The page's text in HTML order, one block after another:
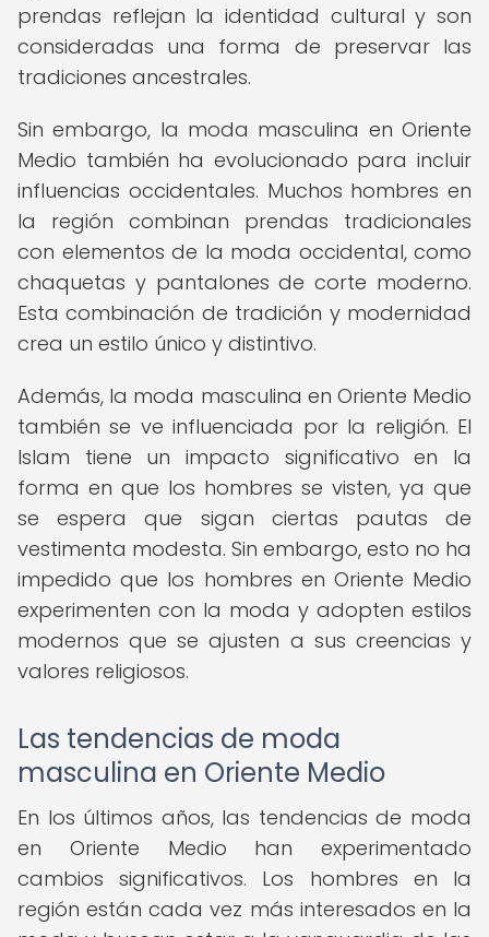
prendas reflejan la identidad cultural y son
consideradas una forma de preservar las
tradiciones ancestrales.
Sin embargo, la moda masculina en Oriente
Medio también ha evolucionado para incluir
influencias occidentales. Muchos hombres en
la región combinan prendas tradicionales
con elementos de la moda occidental, como
chaquetas y pantalones de corte moderno.
Esta combinación de tradición y modernidad
crea un estilo único y distintivo.
Además, la moda masculina en Oriente Medio
también se ve influenciada por la religión. El
Islam tiene un impacto significativo en la
forma en que los hombres se visten, ya que
se espera que sigan ciertas pautas de
vestimenta modesta. Sin embargo, esto no ha
impedido que los hombres en Oriente Medio
experimenten con la moda y adopten estilos
modernos que se ajusten a sus creencias y
valores religiosos.
Las tendencias de moda
masculina en Oriente Medio
En los últimos años, las tendencias de moda
en Oriente Medio han experimentado
cambios significativos. Los hombres en la
región están cada vez más interesados en la